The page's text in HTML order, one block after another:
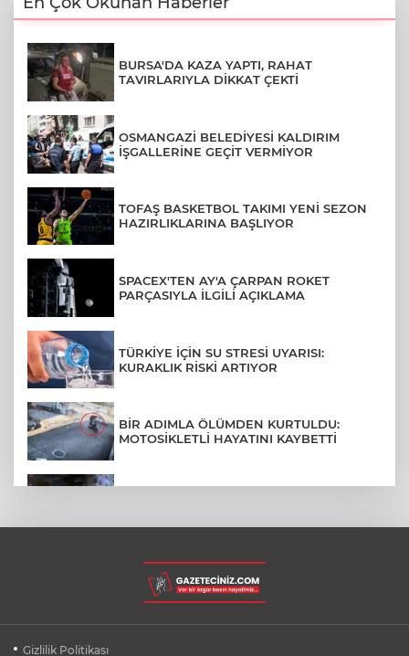
BURSA'DA KAZA YAPTI, RAHAT
TAVIRLARIYLA DİKKAT ÇEKTİ
OSMANGAZİ BELEDİYESİ KALDIRIM
İŞGALLERİNE GEÇİT VERMİYOR
TOFAŞ BASKETBOL TAKIMI YENİ SEZON
HAZIRLIKLARINA BAŞLIYOR
SPACEX'TEN AY'A ÇARPAN ROKET
PARÇASIYLA İLGİLİ AÇIKLAMA
TÜRKİYE İÇİN SU STRESİ UYARISI:
KURAKLIK RİSKİ ARTIYOR
BİR ADIMLA ÖLÜMDEN KURTULDU:
MOTOSİKLETLİ HAYATINI KAYBETTİ
BURSA ŞEHİR HASTANESİ OTOPARKI
AĞUSTOS AYINDA HİZMETE AÇILIYOR
Gizlilik Politikası